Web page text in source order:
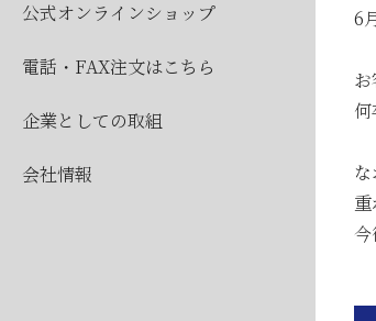
公式オンラインショップ
電話・FAX注文はこちら
企業としての取組
会社情報
6
お
何
重
今